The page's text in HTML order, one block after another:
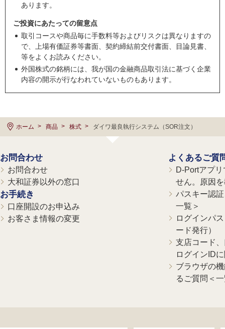
あります。
ご投資にあたっての留意点
取引コースや商品毎に手数料等およびリスクは異なりますの
で、上場有価証券等書面、契約締結前交付書面、目論見書、
等をよくお読みください。
外国株式の銘柄には、我が国の金融商品取引法に基づく企業
内容の開示が行なわれていないものもあります。
ホーム 商品 株式 ダイワ最良執行システム（SOR注文）
お問合わせ
お問合わせ
大和証券以外の窓口
お手続き
口座開設のお申込み
お客さま情報の変更
よくあるご質
D-Portアプ
せん。原因
パスキー認
一覧＞
ログインパ
ード発行）
支店コード
ログインID
ブラウザの
るご質問＜